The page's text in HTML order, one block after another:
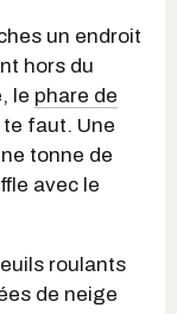
un endroit
hors du
le phare de
faut. Une
tonne de
avec le
roulants
de neige